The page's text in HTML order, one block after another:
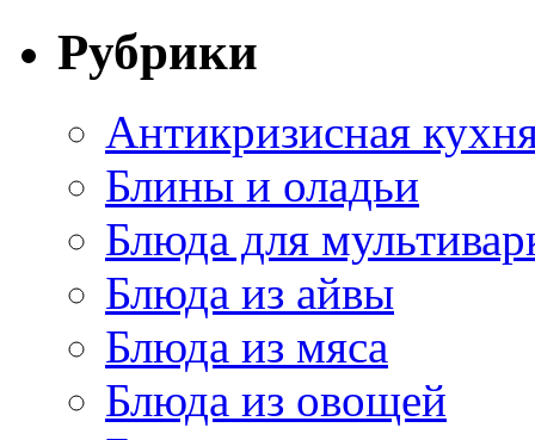
Рубрики
Антикризисная
Блины и оладьи
Блюда для
Блюда из айвы
Блюда из мяса
Блюда из овощей